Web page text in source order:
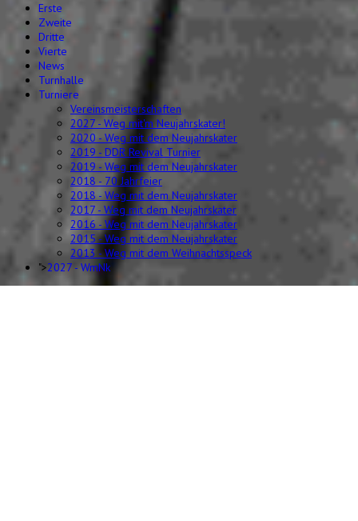
Erste
Zweite
Dritte
Vierte
News
Turnhalle
Turniere
Vereinsmeisterschaften
2027 - Weg mit'm Neujahrskater!
2020 - Weg mit dem Neujahrskater
2019 - DDR Revival Turnier
2019 - Weg mit dem Neujahrskater
2018 - 70 Jahrfeier
2018 - Weg mit dem Neujahrskater
2017 - Weg mit dem Neujahrskater
2016 - Weg mit dem Neujahrskater
2015 - Weg mit dem Neujahrskater
2013 - Weg mit dem Weihnachtsspeck
">2027 - WmNk